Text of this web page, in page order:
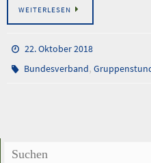
WEITERLESEN
22. Oktober 2018
Bundesverband,